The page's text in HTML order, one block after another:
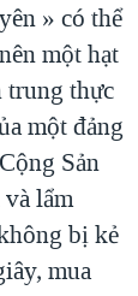
» có thể
một hạt
trung thực
một đảng
Sản
lẩm
bị kẻ
mua